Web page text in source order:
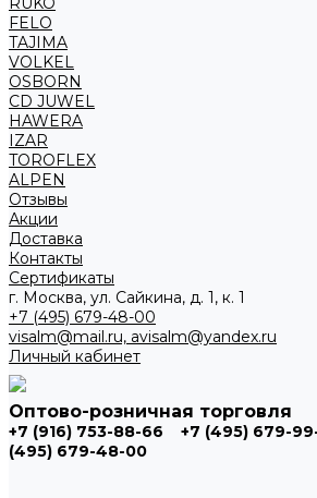
FELO
TAJIMA
VOLKEL
OSBORN
CD JUWEL
HAWERA
IZAR
TOROFLEX
ALPEN
Отзывы
Акции
Доставка
Контакты
Сертификаты
г. Москва, ул. Сайкина, д. 1, к. 1
+7 (495) 679-48-00
visalm@mail.ru, avisalm@yandex.ru
Личный кабинет
Оптово-розничная торговля
+7 (916) 753-88-66 +7 (495) 679-
(495) 679-48-00